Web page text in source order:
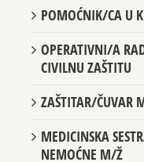
POMOĆNIK/CA U
OPERATIVNI/A
CIVILNU ZAŠTITU
ZAŠTITAR/ČUVAR
MEDICINSKA
NEMOĆNE M/Ž